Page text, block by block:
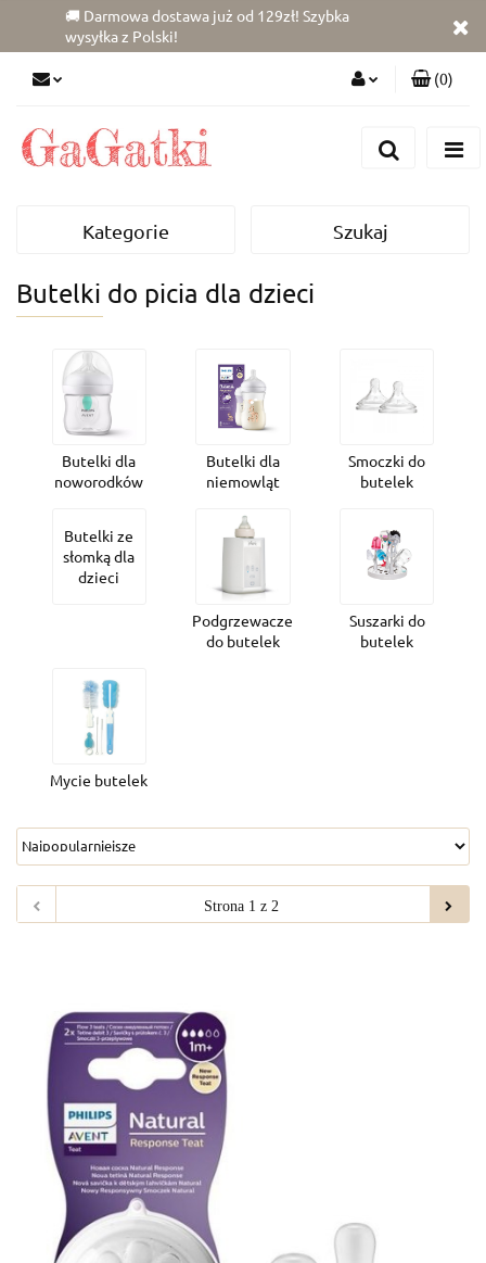
🚚 Darmowa dostawa już od 129zł! Szybka
wysyłka z Polski!
Zgody cookies
(0)
Kategorie Szukaj
Butelki do picia dla dzieci
Butelki dla
noworodków
Butelki dla
niemowląt
Smoczki do
butelek
Butelki ze
słomką dla
dzieci
Podgrzewacze
do butelek
Suszarki do
butelek
Mycie butelek